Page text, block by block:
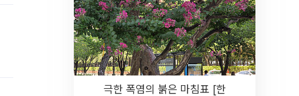
극한 폭염의 붉은 마침표 [한